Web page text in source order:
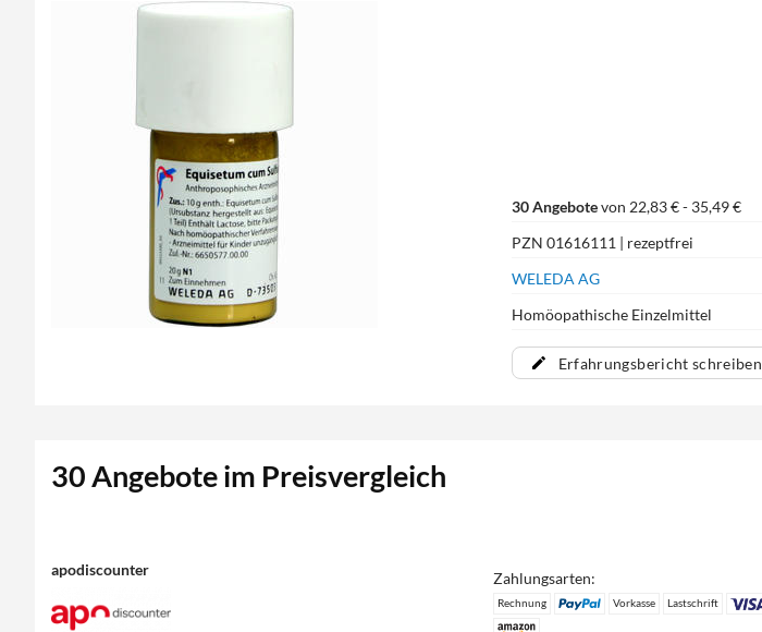
30 Angebotevon 22,83 € - 35,49 €
PZN 01616111 | rezeptfrei
WELEDA AG
Homöopathische Einzelmittel
Erfahrungsbericht schreiben
30 Angebote im Preisvergleich
apodiscounter Zahlungsarten:
Rechnung Vorkasse Lastschrift